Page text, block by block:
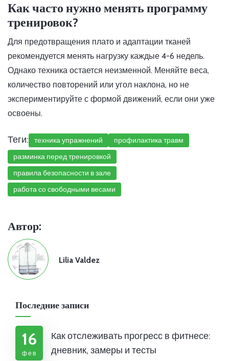
Как часто нужно менять программу
тренировок?
Для предотвращения плато и адаптации тканей
рекомендуется менять нагрузку каждые 4-6 недель.
Однако техника остается неизменной. Меняйте веса,
количество повторений или угол наклона, но не
экспериментируйте с формой движений, если они уже
освоены.
Теги: техника упражнений
профилактика травм
разминка перед тренировкой
правила безопасности в зале
работа со свободными весами
Автор:
Lilia Valdez
Последние записи
16
фев
Как отслеживать прогресс в фитнесе:
дневник, замеры и тесты